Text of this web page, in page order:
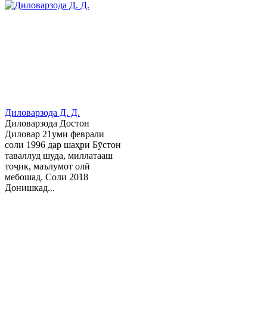
Диловарзода Д. Д.
Диловарзода Достон
Диловар 21уми феврали
соли 1996 дар шаҳри Бӯстон
таваллуд шуда, миллатааш
тоҷик, маълумот олӣ
мебошад. Соли 2018
Донишкад...